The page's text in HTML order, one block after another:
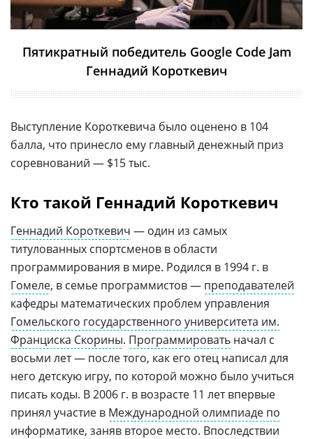
Пятикратный победитель Google Code Jam
Геннадий Короткевич
Выступление Короткевича было оценено в 104
балла, что принесло ему главный денежный приз
соревнований — $15 тыс.
Кто такой Геннадий Короткевич
Геннадий Короткевич — один из самых
титулованных спортсменов в области
программирования в мире. Родился в 1994 г. в
Гомеле, в семье программистов — преподавателей
кафедры математических проблем управления
Гомельского государственного университета им.
Франциска Скорины. Программировать начал с
восьми лет — после того, как его отец написал для
него детскую игру, по которой можно было учиться
писать коды. В 2006 г. в возрасте 11 лет впервые
принял участие в Международной олимпиаде по
информатике, заняв второе место. Впоследствии